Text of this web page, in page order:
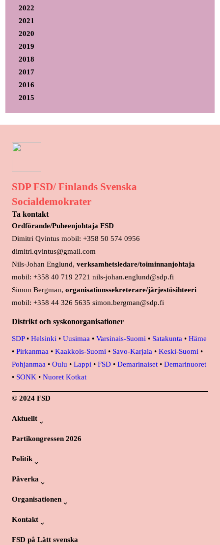
2022
2021
2020
2019
2018
2017
2016
2015
SDP FSD/ Finlands Svenska
Socialdemokrater
Ta kontakt
Ordförande/Puheenjohtaja FSD
Dimitri Qvintus mobil: +358 50 574 0956
dimitri.qvintus@gmail.com
Nils-Johan Englund, verksamhetsledare/toiminnanjohtaja
mobil: +358 40 719 2721 nils-johan.englund@sdp.fi
Simon Bergman, organisationssekreterare/järjestösihteeri
mobil: +358 44 326 5635 simon.bergman@sdp.fi
Distrikt och syskonorganisationer
SDP• Helsinki • Uusimaa • Varsinais-Suomi • Satakunta • Häme
• Pirkanmaa • Kaakkois-Suomi • Savo-Karjala • Keski-Suomi •
Pohjanmaa • Oulu • Lappi • FSD • Demarinaiset • Demarinuoret
• SONK • Nuoret Kotkat
© 2024 FSD
Aktuellt
Partikongressen 2026
Politik
Påverka
Organisationen
Kontakt
FSD på Lätt svenska